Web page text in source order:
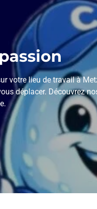
votre lieu de travail à
déplacer. Découvrez